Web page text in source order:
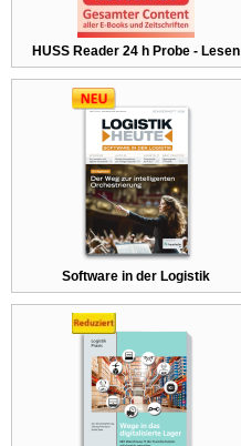
HUSS Reader 24 h Probe - Lesen
Software in der Logistik